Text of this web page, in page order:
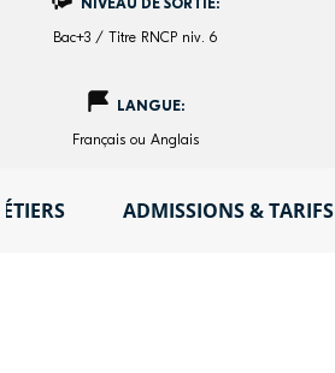
NIVEAU DE SORTIE:
Bac+3 / Titre RNCP niv. 6
LANGUE:
Français ou Anglais
ADMISSIONS & TARIFS